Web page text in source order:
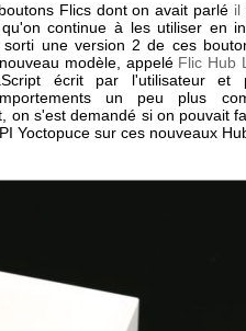
Flics dont on avait parlé il
continue à les utiliser en
une version 2 de ces
modèle, appelé Flic Hub
écrit par l'utilisateur et
un peu plus
on s'est demandé si on pouvait
Yoctopuce sur ces nouveaux